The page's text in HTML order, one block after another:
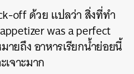
off ด้วย แปลว่า สิ่งที่ทำ
was a perfect
ยถึง อาหารเรียกน้ำย่อยนี้
จาะมาก